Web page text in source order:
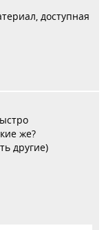
доступная
же?
другие)